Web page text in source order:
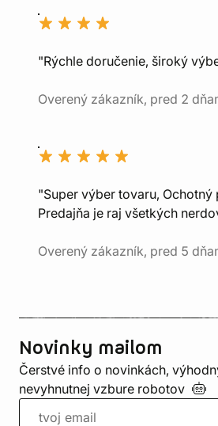
"Rýchle doručenie, široký
Overený zákazník, pred 2
"Super výber tovaru, Ochotný
Predajňa je raj všetkých
Overený zákazník, pred 5
Novinky mailom
Čerstvé info o novinkách,
nevyhnutnej vzbure robotov